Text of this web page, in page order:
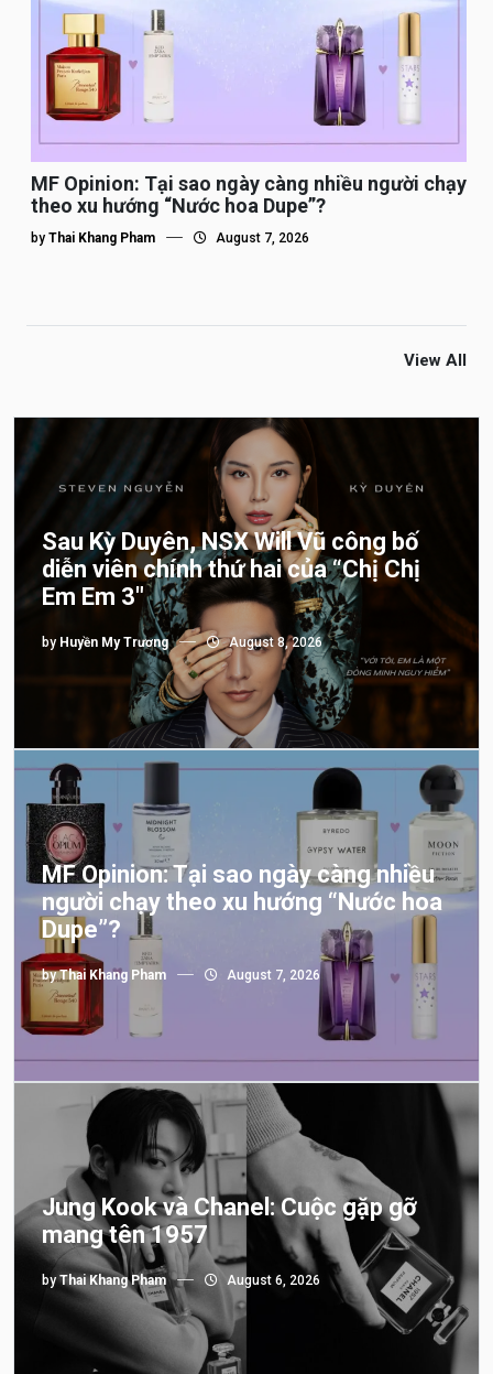
MF Opinion: Tại sao ngày càng nhiều người chạy
theo xu hướng “Nước hoa Dupe”?
by Thai Khang Pham August 7, 2026
View All
Sau Kỳ Duyên, NSX Will Vũ công bố
diễn viên chính thứ hai của “Chị Chị
Em Em 3″
by Huyền My Trương August 8, 2026
MF Opinion: Tại sao ngày càng nhiều
người chạy theo xu hướng “Nước hoa
Dupe”?
byThai Khang Pham August 7, 2026
Jung Kook và Chanel: Cuộc gặp gỡ
mang tên 1957
byThai Khang Pham August 6, 2026